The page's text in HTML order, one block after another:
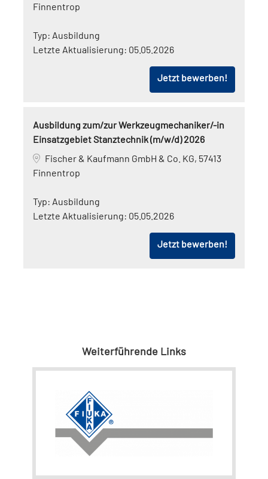
Finnentrop
Typ: Ausbildung
Letzte Aktualisierung: 05.05.2026
Jetzt bewerben!
Ausbildung zum/zur Werkzeugmechaniker/-in
Einsatzgebiet Stanztechnik (m/w/d) 2026
Fischer & Kaufmann GmbH & Co. KG, 57413
Finnentrop
Typ: Ausbildung
Letzte Aktualisierung: 05.05.2026
Jetzt bewerben!
Weiterführende Links